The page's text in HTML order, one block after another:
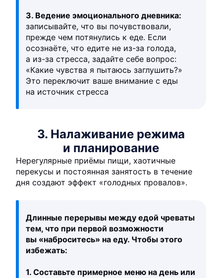
3. Ведение эмоционального дневника:
записывайте, что вы почувствовали,
прежде чем потянулись к еде. Если
осознаёте, что едите не из-за голода,
а из-за стресса, задайте себе вопрос:
«Какие чувства я пытаюсь заглушить?»
Это переключит ваше внимание с еды
на источник стресса
3. Налаживание режима
и планирование
Нерегулярные приёмы пищи, хаотичные
перекусы и постоянная занятость в течение
дня создают эффект «голодных провалов».
Длинные перерывы между едой чреваты
тем, что при первой возможности
вы «наброситесь» на еду. Чтобы этого
избежать:
1. Составьте примерное меню на день или